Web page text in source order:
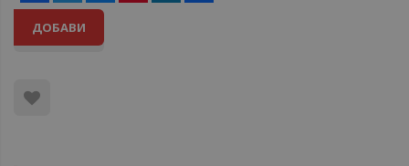
ДОБАВИ